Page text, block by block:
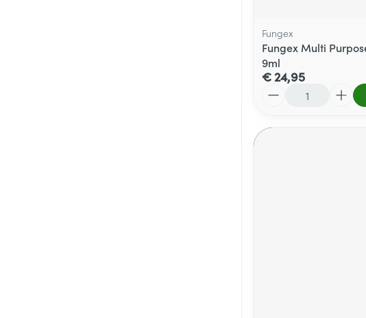
Fungex
Fungex Multi
9ml
€ 24,95